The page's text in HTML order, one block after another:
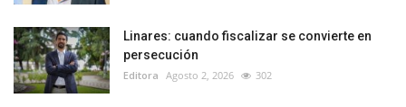
Linares: cuando fiscalizar se convierte en
persecución
Editora Agosto 2, 2026 302